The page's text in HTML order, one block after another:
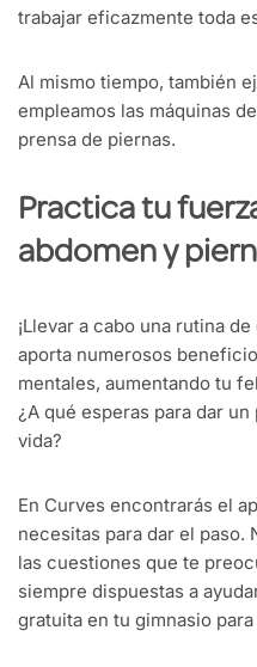
trabajar eficazmente toda
Al mismo tiempo, también
empleamos las máquinas
prensa de piernas.
Practica tu
abdomen y
¡Llevar a cabo una rutina
aporta numerosos
mentales, aumentando tu
¿A qué esperas para dar
vida?
En Curves encontrarás el
necesitas para dar el paso.
las cuestiones que te
siempre dispuestas a
gratuita en tu gimnasio